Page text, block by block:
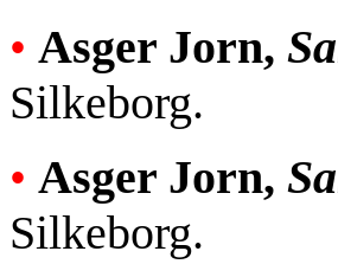
• Asger Jorn,
Silkeborg.
• Asger Jorn,
Silkeborg.